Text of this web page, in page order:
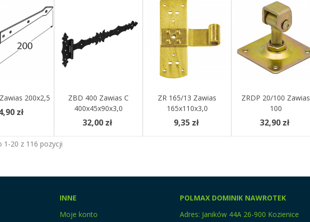
Więcej 200x2,5
zł
Zobacz Więcej
ZBD 400 Zawias C
400x45x90x3,0
32,00 zł
Dodaj Do Koszyka
ZR 165/13 Zawias
165x110x3,0
9,35 zł
Dodaj Do Koszyka
ZRDP 20/100 Zawias
100
32,90 zł
1-20 z 116 pozycji
INNE
Moje konto
POLMAX DOMINIK NAWROTEK
Adres: Janików 44A 26-900 Kozienice